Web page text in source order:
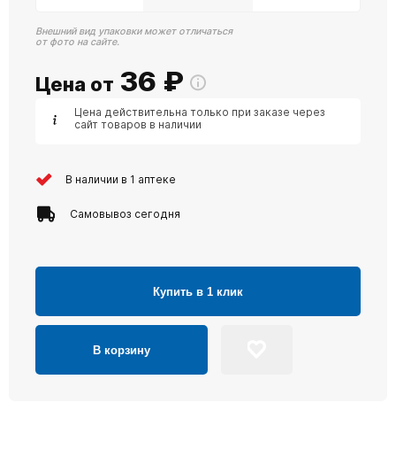
Внешний вид упаковки может отличаться
от фото на сайте.
Цена от 36 ₽
Цена действительна только при заказе через
сайт товаров в наличии
В наличии в 1 аптеке
Самовывоз сегодня
Купить в 1 клик
В корзину